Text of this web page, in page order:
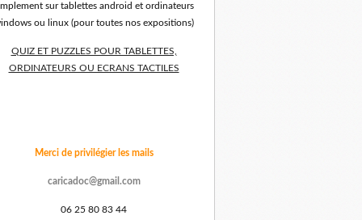
sur tablettes android et ordinateurs
ou linux (pour toutes nos expositions)
QUIZ ET PUZZLES POUR TABLETTES,
ORDINATEURS OU ECRANS TACTILES
Merci de privilégier les mails
caricadoc@gmail.com
06 25 80 83 44